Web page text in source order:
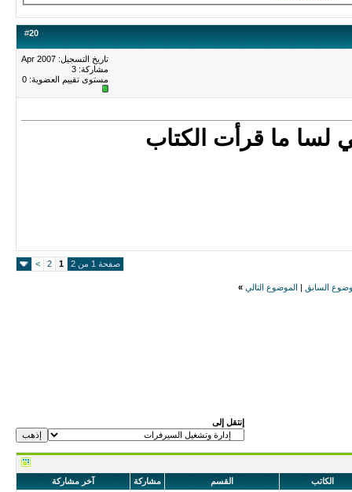
#20
تاريخ التسجيل: Apr 2007
مشاركة: 3
مستوى تقييم العضوية: 0
لسا ما قرأت الكتاب
صفحة 1 من 2 1
2
>
السابق الموضوع التالي »
إنتقل إلى
الكاتب القسم مشاركة آخر مشاركة